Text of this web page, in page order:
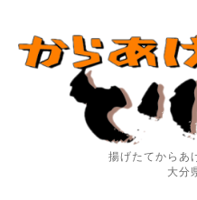
揚げたてからあ
大分